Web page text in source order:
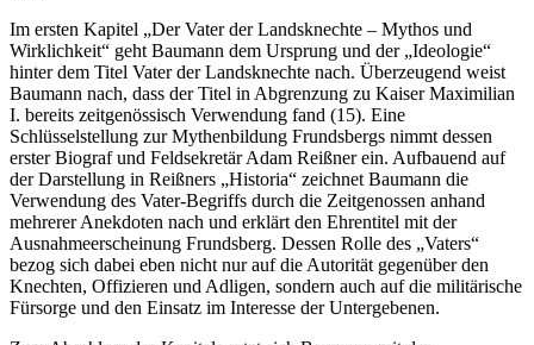
Im ersten Kapitel „Der Vater der Landsknechte – Mythos und
Wirklichkeit“ geht Baumann dem Ursprung und der „Ideologie“
hinter dem Titel Vater der Landsknechte nach. Überzeugend weist
Baumann nach, dass der Titel in Abgrenzung zu Kaiser Maximilian
I. bereits zeitgenössisch Verwendung fand (15). Eine
Schlüsselstellung zur Mythenbildung Frundsbergs nimmt dessen
erster Biograf und Feldsekretär Adam Reißner ein. Aufbauend auf
der Darstellung in Reißners „Historia“ zeichnet Baumann die
Verwendung des Vater-Begriffs durch die Zeitgenossen anhand
mehrerer Anekdoten nach und erklärt den Ehrentitel mit der
Ausnahmeerscheinung Frundsberg. Dessen Rolle des „Vaters“
bezog sich dabei eben nicht nur auf die Autorität gegenüber den
Knechten, Offizieren und Adligen, sondern auch auf die militärische
Fürsorge und den Einsatz im Interesse der Untergebenen.